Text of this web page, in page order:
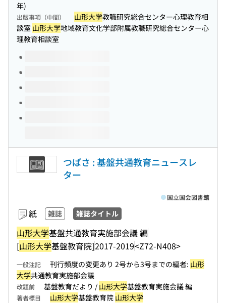
年)
出版事項（中間） 山形大学教職研究総合センター心理教育相
談室 山形大学地域教育文化学部附属教職研究総合センター心
理教育相談室
このタイトルの巻号
つばさ : 基盤共通教育ニュースレ
ター
紙 雑誌 雑誌タイトル
山形大学基盤共通教育実施部会議 編
[山形大学基盤教育院]2017-2019<Z72-N408>
国立国会図書館
一般注記 刊行頻度の変更あり 2号から3号までの編者: 山形
大学共通教育実施部会議
改題前 基盤教育だより /山形大学基盤教育実施会議 編
著者標目 山形大学基盤教育院 山形大学